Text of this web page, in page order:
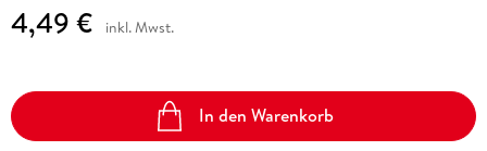
4,49 € inkl. Mwst.
In den Warenkorb